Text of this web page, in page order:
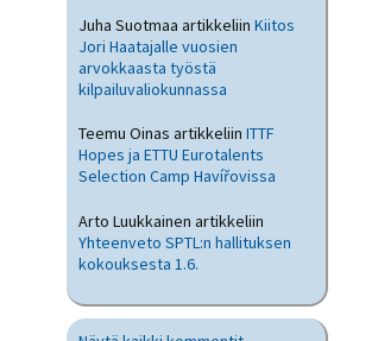
Juha Suotmaa artikkeliin Kiitos
Jori Haatajalle vuosien
arvokkaasta työstä
kilpailuvaliokunnassa
Teemu Oinas artikkeliin ITTF
Hopes ja ETTU Eurotalents
Selection Camp Havířovissa
Arto Luukkainen artikkeliin
Yhteenveto SPTL:n hallituksen
kokouksesta 1.6.